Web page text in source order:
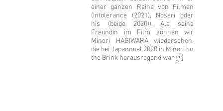
einer ganzen Reihe von Filmen
(Intolerance (2021), Nosari oder
his (beide 2020)). Als seine
Freundin im Film können wir
Minori HAGIWARA wiedersehen,
die bei Japannual 2020 in Minori on
the Brink herausragend war.